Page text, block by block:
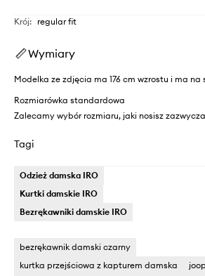
Krój: regular fit
Wymiary
Modelka ze zdjęcia ma 176 cm wzrostu i ma na
Rozmiarówka standardowa
Zalecamy wybór rozmiaru, jaki nosisz
Tagi
Odzież damska IRO
Kurtki damskie IRO
Bezrękawniki damskie IRO
bezrękawnik damski czarny
kurtka przejściowa z kapturem damska